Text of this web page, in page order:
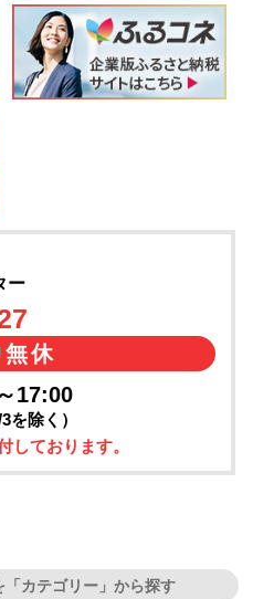
ー
休
17:00
を除く）
ております。
カテゴリー」から探す